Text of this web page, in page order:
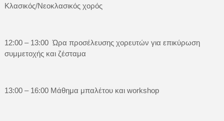
Κλασικός/Νεοκλασικός χορός
12:00 – 13:00 Ώρα προσέλευσης χορευτών για επικύρωση
συμμετοχής και ζέσταμα
13:00 – 16:00 Μάθημα μπαλέτου και workshop